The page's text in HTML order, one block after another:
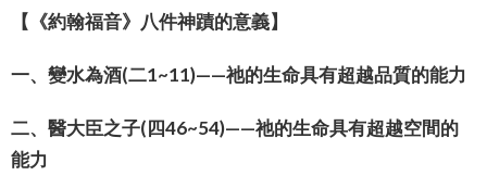
【《約翰福音》八件神蹟的意義】
一、變水為酒(二1~11)——祂的生命具有超越品質的能力
二、醫大臣之子(四46~54)——祂的生命具有超越空間的
能力